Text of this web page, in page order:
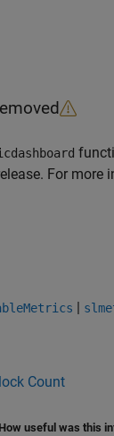
For more
|
Count
How useful was this